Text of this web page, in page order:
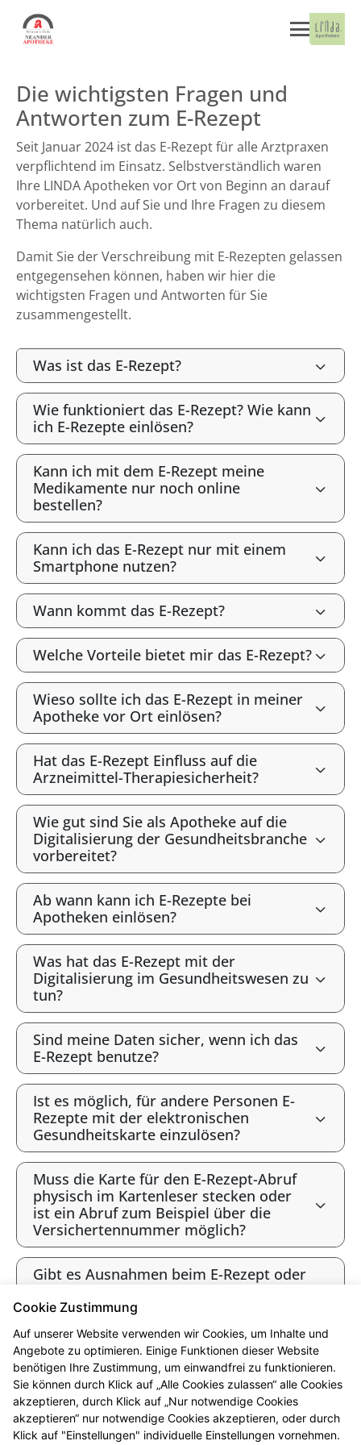
Die wichtigsten Fragen und
Antworten zum E-Rezept
Seit Januar 2024 ist das E-Rezept für alle Arztpraxen
verpflichtend im Einsatz. Selbstverständlich waren
Ihre LINDA Apotheken vor Ort von Beginn an darauf
vorbereitet. Und auf Sie und Ihre Fragen zu diesem
Thema natürlich auch.
Damit Sie der Verschreibung mit E-Rezepten gelassen
entgegensehen können, haben wir hier die
wichtigsten Fragen und Antworten für Sie
zusammengestellt.
Was ist das E-Rezept?
Wie funktioniert das E-Rezept? Wie kann
ich E-Rezepte einlösen?
Kann ich mit dem E-Rezept meine
Medikamente nur noch online
bestellen?
Kann ich das E-Rezept nur mit einem
Smartphone nutzen?
Wann kommt das E-Rezept?
Welche Vorteile bietet mir das E-Rezept?
Wieso sollte ich das E-Rezept in meiner
Apotheke vor Ort einlösen?
Hat das E-Rezept Einfluss auf die
Arzneimittel-Therapiesicherheit?
Wie gut sind Sie als Apotheke auf die
Digitalisierung der Gesundheitsbranche
vorbereitet?
Ab wann kann ich E-Rezepte bei
Apotheken einlösen?
Was hat das E-Rezept mit der
Digitalisierung im Gesundheitswesen zu
tun?
Sind meine Daten sicher, wenn ich das
E-Rezept benutze?
Ist es möglich, für andere Personen E-
Rezepte mit der elektronischen
Gesundheitskarte einzulösen?
Muss die Karte für den E-Rezept-Abruf
physisch im Kartenleser stecken oder
ist ein Abruf zum Beispiel über die
Versichertennummer möglich?
Gibt es Ausnahmen beim E-Rezept oder
angeboten?
Gibt es bald ausschließlich E-Rezepte?
* Bis 12 Uhr vorbestellt sind die Produkte i.d.R. ab 16 Uhr abholbereit.
Beachten Sie bitte die jeweiligen Öffnungszeiten. Vorbehaltlich der
Lieferfähigkeit des Großhandels. Ausgenommen sind Arzneimittel, die in
Cookie Zustimmung
Auf unserer Website verwenden wir Cookies, um Inhalte und
Angebote zu optimieren. Einige Funktionen dieser Website
benötigen Ihre Zustimmung, um einwandfrei zu funktionieren.
Sie können durch Klick auf „Alle Cookies zulassen“ alle Cookies
akzeptieren, durch Klick auf „Nur notwendige Cookies
akzeptieren“ nur notwendige Cookies akzeptieren, oder durch
Klick auf "Einstellungen" individuelle Einstellungen vornehmen.